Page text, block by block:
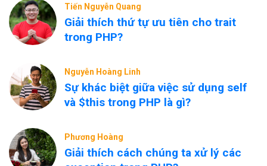
Tiến Nguyễn Quang
Giải thích thứ tự ưu tiên cho trait
trong PHP?
Nguyễn Hoàng Linh
Sự khác biệt giữa việc sử dụng self
và $this trong PHP là gì?
Phương Hoàng
Giải thích cách chúng ta xử lý các